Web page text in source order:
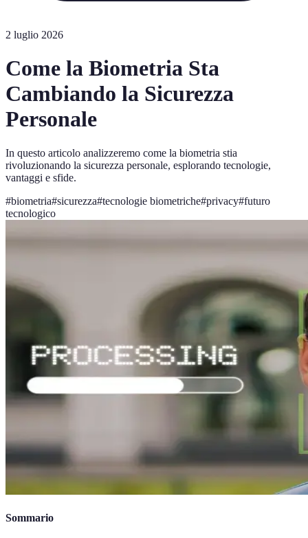
2 luglio 2026
Come la Biometria Sta
Cambiando la Sicurezza
Personale
In questo articolo analizzeremo come la biometria stia
rivoluzionando la sicurezza personale, esplorando tecnologie,
vantaggi e sfide.
#biometria#sicurezza#tecnologie biometriche#privacy#futuro
tecnologico
Sommario